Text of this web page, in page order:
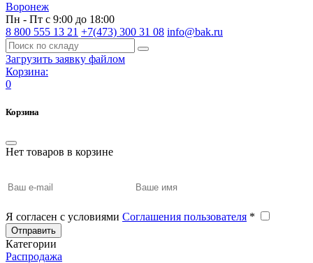
Воронеж
Пн - Пт с 9:00 до 18:00
8 800 555 13 21 +7(473) 300 31 08 info@bak.ru
Загрузить заявку файлом
Корзина:
0
Корзина
Нет товаров в корзине
Я согласен с условиями Соглашения пользователя *
Отправить
Категории
Распродажа